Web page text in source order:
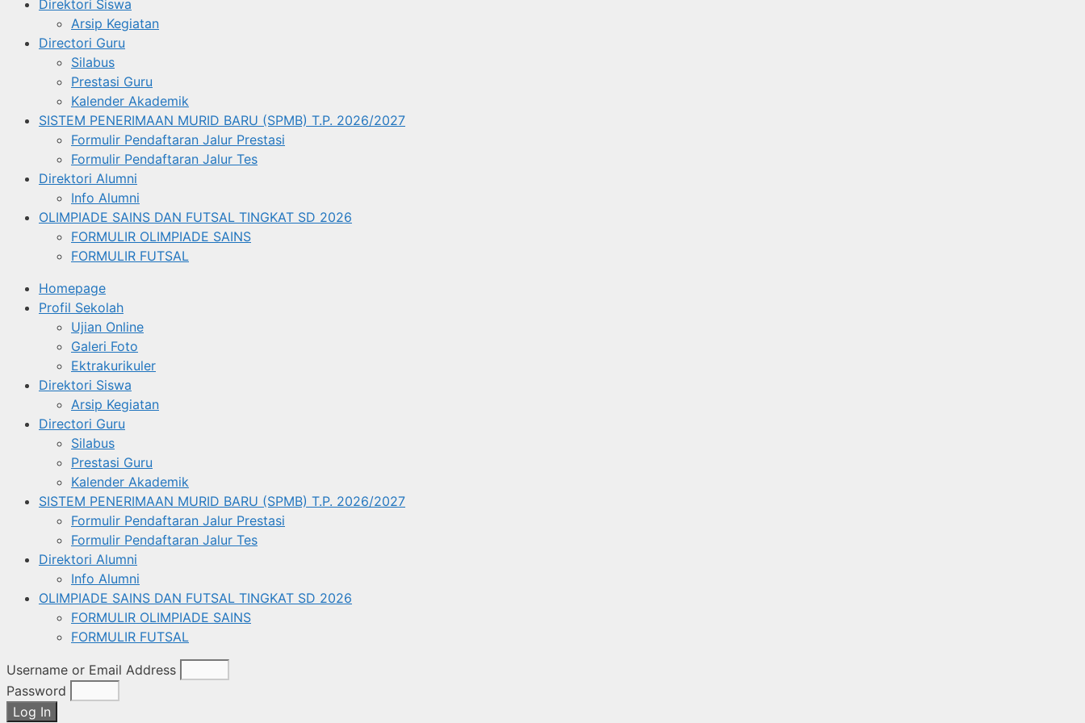
Direktori Siswa
Arsip Kegiatan
Directori Guru
Silabus
Prestasi Guru
Kalender Akademik
SISTEM PENERIMAAN MURID BARU (SPMB) T.P. 2026/2027
Formulir Pendaftaran Jalur Prestasi
Formulir Pendaftaran Jalur Tes
Direktori Alumni
Info Alumni
OLIMPIADE SAINS DAN FUTSAL TINGKAT SD 2026
FORMULIR OLIMPIADE SAINS
FORMULIR FUTSAL
Homepage
Profil Sekolah
Ujian Online
Galeri Foto
Ektrakurikuler
Direktori Siswa
Arsip Kegiatan
Directori Guru
Silabus
Prestasi Guru
Kalender Akademik
SISTEM PENERIMAAN MURID BARU (SPMB) T.P. 2026/2027
Formulir Pendaftaran Jalur Prestasi
Formulir Pendaftaran Jalur Tes
Direktori Alumni
Info Alumni
OLIMPIADE SAINS DAN FUTSAL TINGKAT SD 2026
FORMULIR OLIMPIADE SAINS
FORMULIR FUTSAL
Username or Email Address
Password
Log In